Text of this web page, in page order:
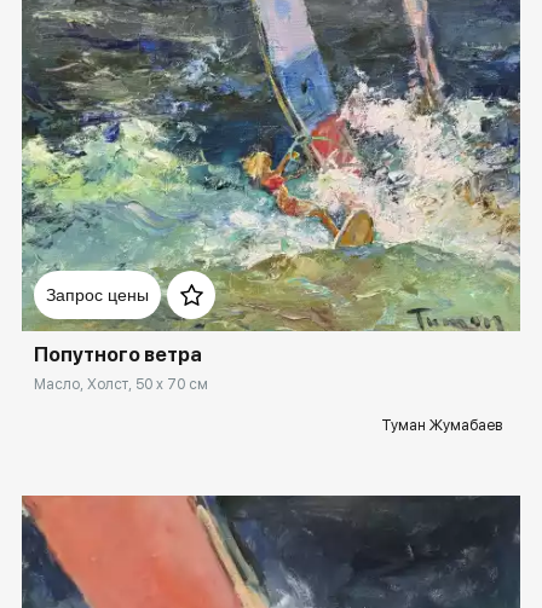
Запрос цены
Домен: rakovgallery.ru
Попутного ветра
Масло, Холст, 50 x 70 см
Туман Жумабаев